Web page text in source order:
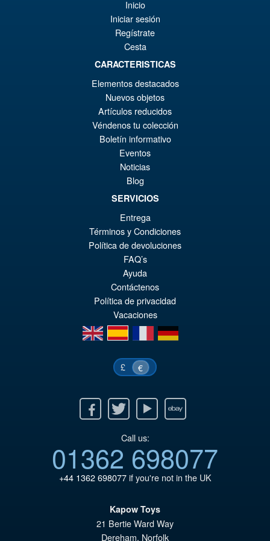
Batman New Adventures
Bane
AÑADIR AL CARRITO
Joytoy Warhammer 40K Iron
Hands Captain in Terminator
Armour 14cm Action Figure
AÑADIR AL CARRITO
Inicio
Iniciar sesión
Regístrate
Cesta
CARACTERISTICAS
Elementos destacados
Nuevos objetos
Artículos reducidos
Véndenos tu colección
Boletín informativo
Eventos
Noticias
Blog
SERVICIOS
Entrega
Términos y Condiciones
Política de devoluciones
FAQ’s
Ayuda
Contáctenos
Política de privacidad
Vacaciones
en
es fr de
£ €
Twitter Youtube Ebay
Call us:
01362 698077
+44 1362 698077if you're not in the UK
Kapow Toys
21 Bertie Ward Way
Dereham, Norfolk